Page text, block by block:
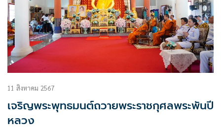
11 สิงหาคม 2567
เจริญพระพุทธมนต์ถวายพระราชกุศลพระพันปี
หลวง